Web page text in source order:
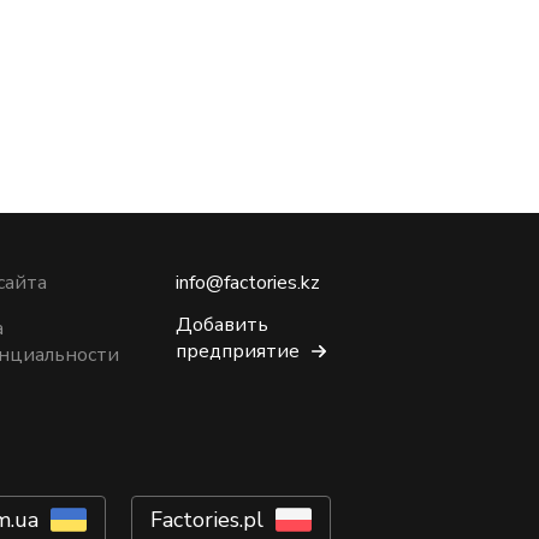
info@factories.kz
Добавить
предприятие
Factories.pl